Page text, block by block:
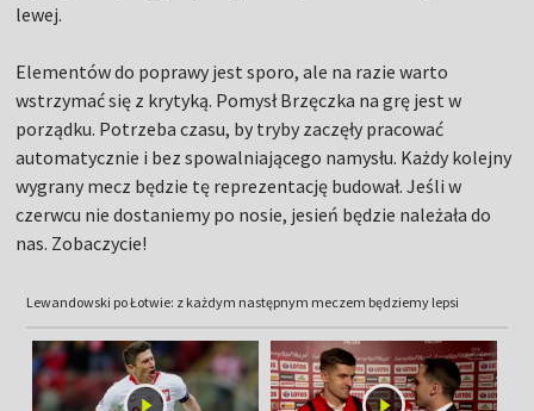
lewej.
Elementów do poprawy jest sporo, ale na razie warto
wstrzymać się z krytyką. Pomysł Brzęczka na grę jest w
porządku. Potrzeba czasu, by tryby zaczęły pracować
automatycznie i bez spowalniającego namysłu. Każdy kolejny
wygrany mecz będzie tę reprezentację budował. Jeśli w
czerwcu nie dostaniemy po nosie, jesień będzie należała do
nas. Zobaczycie!
Lewandowski po Łotwie: z każdym następnym meczem będziemy lepsi